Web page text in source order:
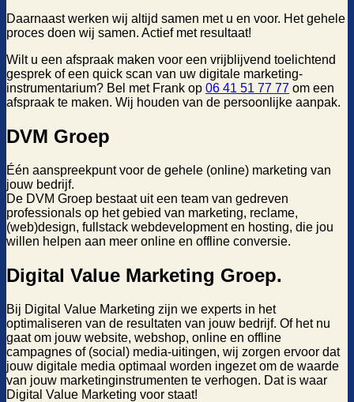
Daarnaast werken wij altijd samen met u en voor. Het gehele
proces doen wij samen. Actief met resultaat!
Wilt u een afspraak maken voor een vrijblijvend toelichtend
gesprek of een quick scan van uw digitale marketing-
instrumentarium? Bel met Frank op 06 41 51 77 77 om een
afspraak te maken. Wij houden van de persoonlijke aanpak.
DVM Groep
Één aanspreekpunt voor de gehele (online) marketing van
jouw bedrijf.
De DVM Groep bestaat uit een team van gedreven
professionals op het gebied van marketing, reclame,
(web)design, fullstack webdevelopment en hosting, die jou
willen helpen aan meer online en offline conversie.
Digital Value Marketing Groep.
Bij Digital Value Marketing zijn we experts in het
optimaliseren van de resultaten van jouw bedrijf. Of het nu
gaat om jouw website, webshop, online en offline
campagnes of (social) media-uitingen, wij zorgen ervoor dat
jouw digitale media optimaal worden ingezet om de waarde
van jouw marketinginstrumenten te verhogen. Dat is waar
Digital Value Marketing voor staat!